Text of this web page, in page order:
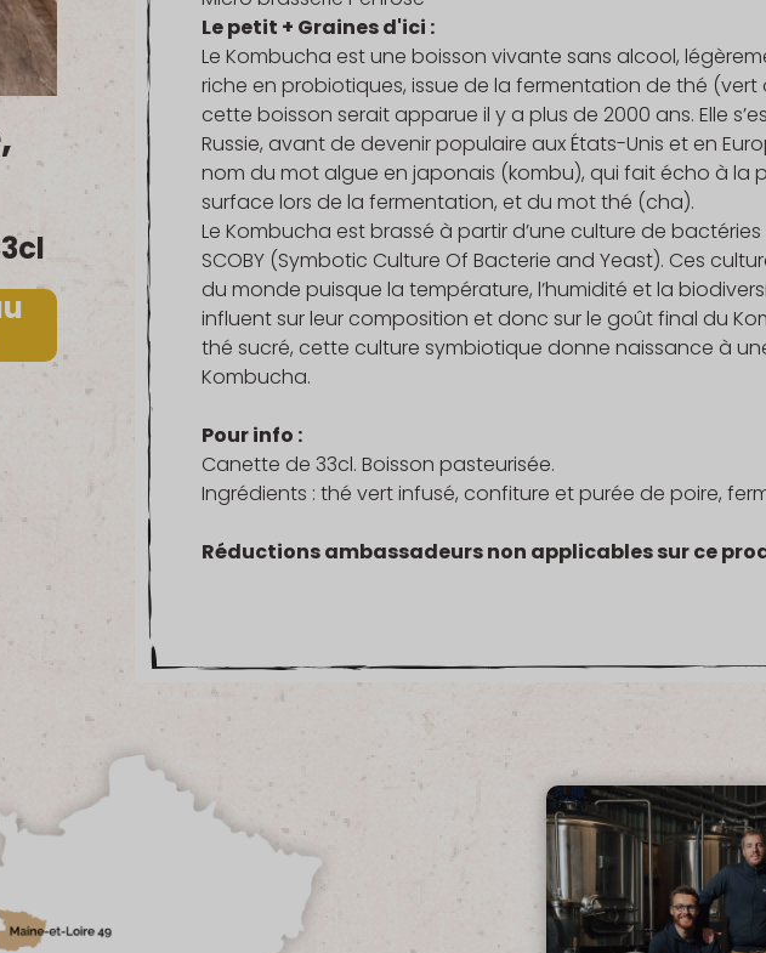
Le petit + Graines d'ici :
Le Kombucha est une boisson vivante sans alcool,
riche en probiotiques, issue de la fermentation de thé (vert
cette boisson serait apparue il y a plus de 2000 ans. Elle
Russie, avant de devenir populaire aux États-Unis et en
nom du mot algue en japonais (kombu), qui fait écho à la
surface lors de la fermentation, et du mot thé (cha).
Le Kombucha est brassé à partir d’une culture de
SCOBY (Symbotic Culture Of Bacterie and Yeast). Ces
du monde puisque la température, l’humidité et la
influent sur leur composition et donc sur le goût final du
thé sucré, cette culture symbiotique donne naissance à
Kombucha.
Pour info :
Canette de 33cl. Boisson pasteurisée.
Ingrédients : thé vert infusé, confiture et purée de poire,
Réductions ambassadeurs non applicables sur ce